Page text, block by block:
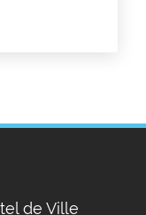
de Ville